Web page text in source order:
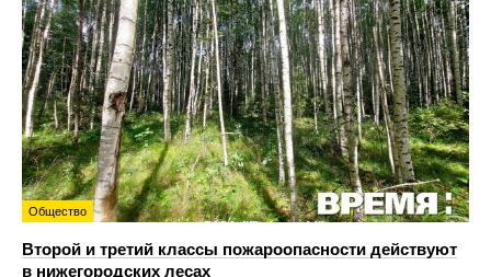
Общество
Второй и третий классы пожароопасности действуют
в нижегородских лесах